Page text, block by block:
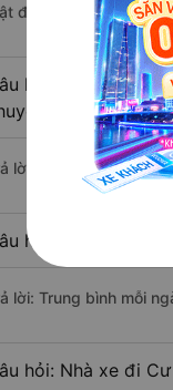
độ giao thông thuận
hỏi: Khoảng
bằng xe
lời: Đoạn đường đi
hỏi: Mỗi ngày
lời: Trung bình mỗi
hỏi: Nhà xe đi